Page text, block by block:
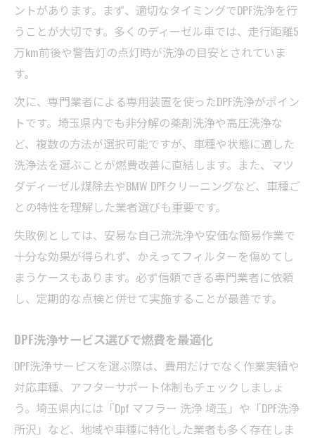
ントがあります。まず、適切なタイミングでDPF洗浄を行
うことが大切です。多くのディーゼル車では、走行距離5
万km前後や警告灯の点灯時が洗浄の目安とされていま
す。
次に、専門業者による専用装置を使ったDPF洗浄がポイン
トです。埼玉県内でも非分解の薬剤洗浄や高圧洗浄な
ど、複数の方法が選択可能ですが、車種や状態に適した
洗浄法を選ぶことが燃費改善に直結します。また、マツ
ダディーゼル煤除去やBMW DPFクリーニングなど、車種ご
との特性を理解した業者選びも重要です。
失敗例としては、安易な自己流洗浄や安価な簡易作業で
十分な効果が得られず、かえってフィルターを傷めてし
まうケースもあります。必ず信頼できる専門業者に依頼
し、定期的な点検と併せて実施することが最善です。
DPF洗浄サービス選びで燃費を最適化
DPF洗浄サービスを選ぶ際は、費用だけでなく作業実績や
対応車種、アフターサポート体制もチェックしましょ
う。埼玉県内には「Dpf マフラー 洗浄 埼玉」や「DPF洗浄
所沢」など、地域や車種に特化した業者も多く存在しま